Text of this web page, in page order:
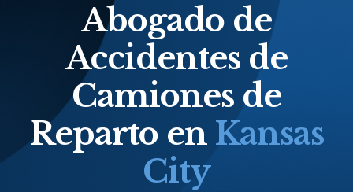
Abogado de
Accidentes de
Camiones de
Reparto en Kansas
City